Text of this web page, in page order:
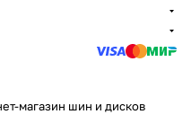
магазин шин и дисков